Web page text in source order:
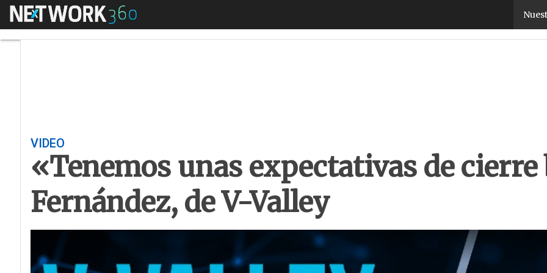
Menú «Tenemos unas expectativas de cierre brutales»: Hugo Fernández,
VIDEO
«Tenemos unas expectativas de
Fernández, de V-Valley